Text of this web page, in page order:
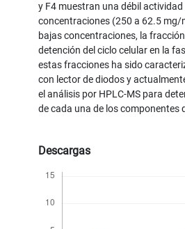
y F4 muestran una débil
concentraciones (250 a 62.5 mg/
bajas concentraciones, la
detención del ciclo celular en la
estas fracciones ha sido
con lector de diodos y
el análisis por HPLC-MS para
de cada una de los componentes
Descargas